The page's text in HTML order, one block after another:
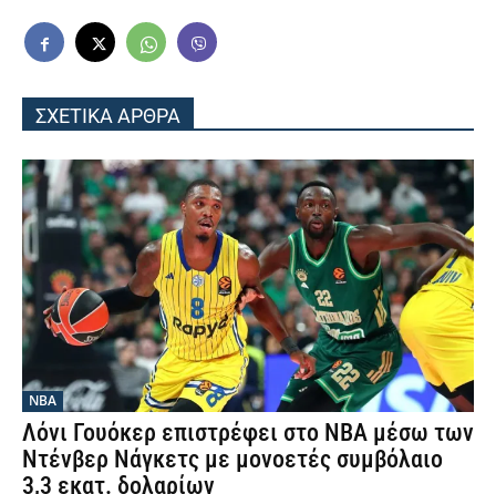
ΣΧΕΤΙΚΑ ΑΡΘΡΑ
NBA
Λόνι Γουόκερ επιστρέφει στο NBA μέσω των
Ντένβερ Νάγκετς με μονοετές συμβόλαιο
3,3 εκατ. δολαρίων